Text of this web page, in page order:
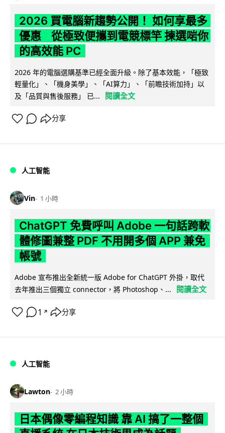
2026 買電腦新趨勢公開！ 如何享最多
優惠 從極致便攜到電競標竿 揀選啱你
的高效能 PC
2026 年的電腦選購基準已經全面升級。除了基本效能，「極致
輕量化」、「機身美學」、「AI算力」、「前瞻技術加持」以
及「品質與售後服務」 已...
閱讀全文
分享
人工智能
Vin 1 小時
ChatGPT 免費呼叫 Adobe 一句話跨軟
體修圖兼整 PDF 不用開多個 APP 兼免
帳號
Adobe 宣布推出全新統一版 Adobe for ChatGPT 外掛，取代
去年推出三個獨立 connector，將 Photoshop、...
閱讀全文
1 ↗ 分享
人工智能
Lawton 2 小時
日本偶像零編程知識 靠 AI 搞了一整個